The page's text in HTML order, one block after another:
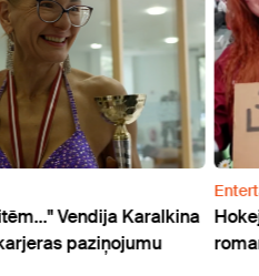
Vendija Karalkina
paziņojumu